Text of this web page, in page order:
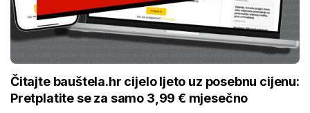
Čitajte bauštela.hr cijelo ljeto uz posebnu cijenu:
Pretplatite se za samo 3,99 € mjesečno